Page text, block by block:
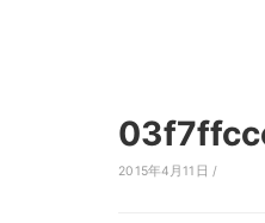
2015年4月11日 /